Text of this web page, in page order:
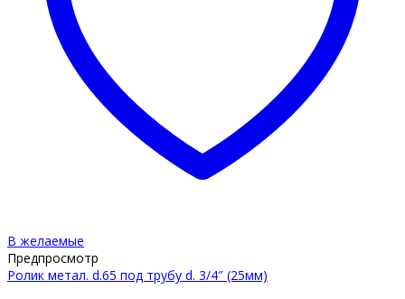
В желаемые
Предпросмотр
Ролик метал. d.65 под трубу d. 3/4″ (25мм)